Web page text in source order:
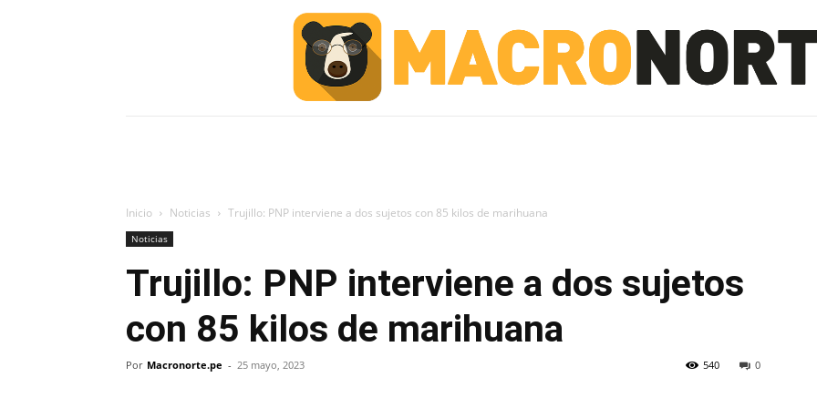
Inicio Noticias Trujillo: PNP interviene a dos sujetos con 85 kilos de marihuana
Noticias
Trujillo: PNP interviene a dos sujetos
con 85 kilos de marihuana
Por Macronorte.pe - 25 mayo, 2023 0
540